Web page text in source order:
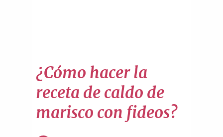
¿Cómo hacer la
receta de caldo de
marisco con fideos?